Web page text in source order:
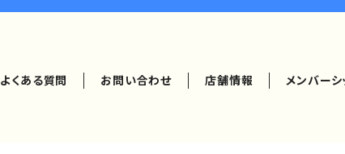
よくある質問 お問い合わせ 店舗情報 メンバーシ